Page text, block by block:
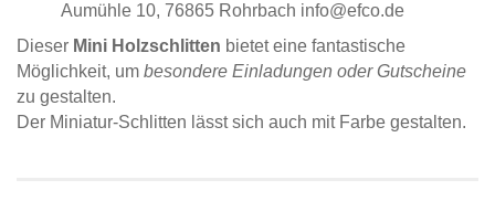
Aumühle 10, 76865 Rohrbach info@efco.de
Dieser Mini Holzschlitten bietet eine fantastische
Möglichkeit, um besondere Einladungen oder Gutscheine
zu gestalten.
Der Miniatur-Schlitten lässt sich auch mit Farbe gestalten.